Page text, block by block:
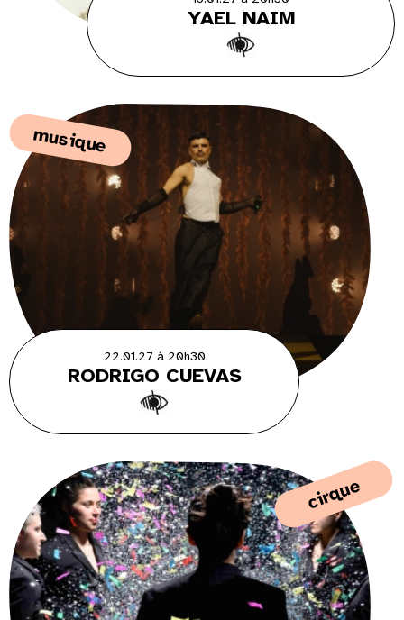
YAEL NAIM
musique
22.01.27 à 20h30
RODRIGO CUEVAS
cirque